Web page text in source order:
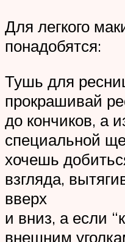
Для легкого
понадобятся:
Тушь для
прокрашивай
до кончиков, а
специальной
хочешь
взгляда,
вверх
и вниз, а если
внешним